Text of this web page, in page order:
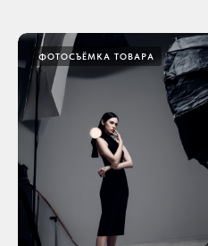
ФОТОСЪЁМКА ТОВАРА